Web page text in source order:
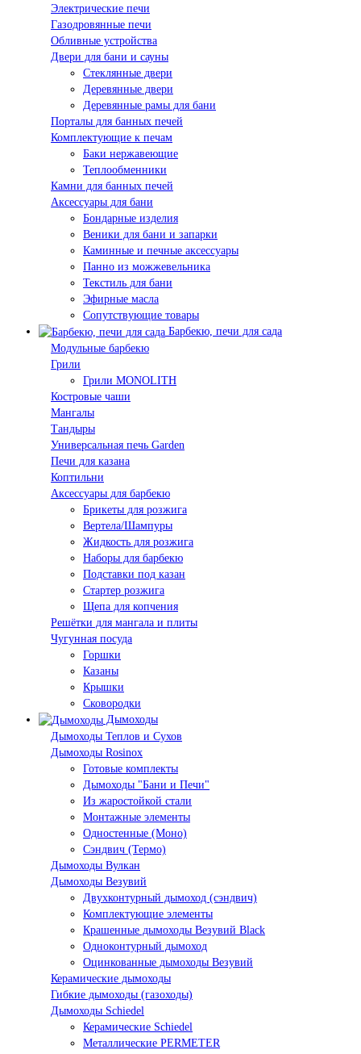
Электрические печи
Газодровянные печи
Обливные устройства
Двери для бани и сауны
Стеклянные двери
Деревянные двери
Деревянные рамы для бани
Порталы для банных печей
Комплектующие к печам
Баки нержавеющие
Теплообменники
Камни для банных печей
Аксессуары для бани
Бондарные изделия
Веники для бани и запарки
Каминные и печные аксессуары
Панно из можжевельника
Текстиль для бани
Эфирные масла
Сопутствующие товары
Барбекю, печи для сада
Модульные барбекю
Грили
Грили MONOLITH
Костровые чаши
Мангалы
Тандыры
Универсальная печь Garden
Печи для казана
Коптильни
Аксессуары для барбекю
Брикеты для розжига
Вертела/Шампуры
Жидкость для розжига
Наборы для барбекю
Подставки под казан
Стартер розжига
Щепа для копчения
Решётки для мангала и плиты
Чугунная посуда
Горшки
Казаны
Крышки
Сковородки
Дымоходы
Дымоходы Теплов и Сухов
Дымоходы Rosinox
Готовые комплекты
Дымоходы "Бани и Печи"
Из жаростойкой стали
Монтажные элементы
Одностенные (Моно)
Сэндвич (Термо)
Дымоходы Вулкан
Дымоходы Везувий
Двухконтурный дымоход (сэндвич)
Комплектующие элементы
Крашенные дымоходы Везувий Black
Одноконтурный дымоход
Оцинкованные дымоходы Везувий
Керамические дымоходы
Гибкие дымоходы (газоходы)
Дымоходы Schiedel
Керамические Schiedel
Металлические PERMETER